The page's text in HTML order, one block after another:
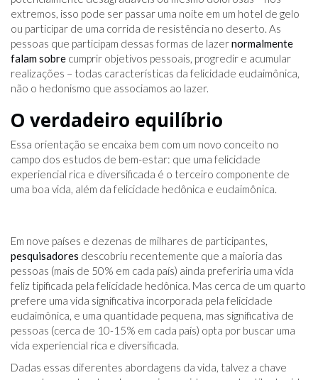
extremos, isso pode ser passar uma noite em um hotel de gelo
ou participar de uma corrida de resistência no deserto. As
pessoas que participam dessas formas de lazernormalmente
falam sobre cumprir objetivos pessoais, progredir e acumular
realizações – todas características da felicidade eudaimônica,
não o hedonismo que associamos ao lazer.
O verdadeiro equilíbrio
Essa orientação se encaixa bem com um novo conceito no
campo dos estudos de bem-estar: que uma felicidade
experiencial rica e diversificada é o terceiro componente de
uma boa vida, além da felicidade hedônica e eudaimônica.
Em nove países e dezenas de milhares de participantes,
pesquisadores descobriu recentemente que a maioria das
pessoas (mais de 50% em cada país) ainda preferiria uma vida
feliz tipificada pela felicidade hedônica. Mas cerca de um quarto
prefere uma vida significativa incorporada pela felicidade
eudaimônica, e uma quantidade pequena, mas significativa de
pessoas (cerca de 10-15% em cada país) opta por buscar uma
vida experiencial rica e diversificada.
Dadas essas diferentes abordagens da vida, talvez a chave